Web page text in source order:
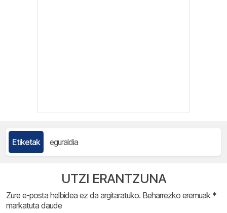
Etiketak eguraldia
UTZI ERANTZUNA
Zure e-posta helbidea ez da argitaratuko. Beharrezko eremuak *
markatuta daude